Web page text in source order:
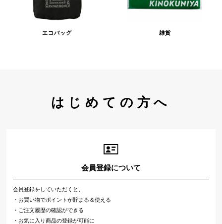
エコバッグ 雑貨
はじめての方へ
会員登録について
会員登録をしていただくと、
・お買い物でポイントが貯まる＆使える
・ご注文履歴の確認ができる
・お気に入り商品の登録が可能に